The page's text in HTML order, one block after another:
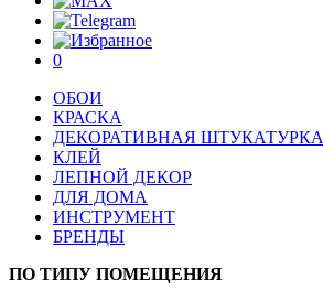
0
ОБОИ
КРАСКА
ДЕКОРАТИВНАЯ ШТУКАТУРКА
КЛЕЙ
ЛЕПНОЙ ДЕКОР
ДЛЯ ДОМА
ИНСТРУМЕНТ
БРЕНДЫ
ПО ТИПУ ПОМЕЩЕНИЯ